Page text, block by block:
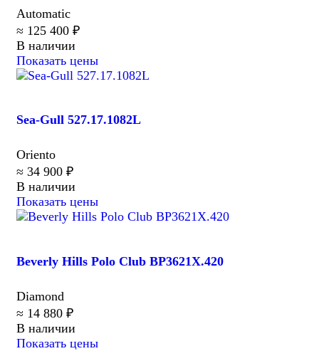
Automatic
≈ 125 400 ₽
В наличии
Показать цены
Sea-Gull 527.17.1082L
Oriento
≈ 34 900 ₽
В наличии
Показать цены
Beverly Hills Polo Club BP3621X.420
Diamond
≈ 14 880 ₽
В наличии
Показать цены